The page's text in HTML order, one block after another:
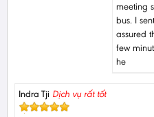
meeting
bus. I
assured
few
he
Indra Tji Dịch vụ rất tốt